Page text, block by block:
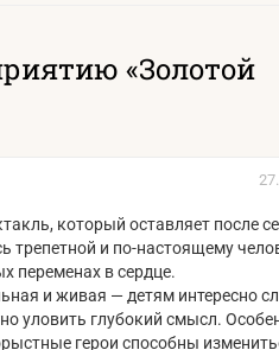
«Золотой
который оставляет после
трепетной и по-настоящему
переменах в сердце.
и живая — детям интересно
уловить глубокий смысл.
герои способны